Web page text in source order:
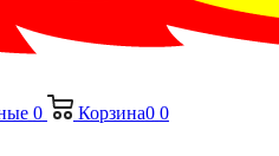
0 Корзина0 0